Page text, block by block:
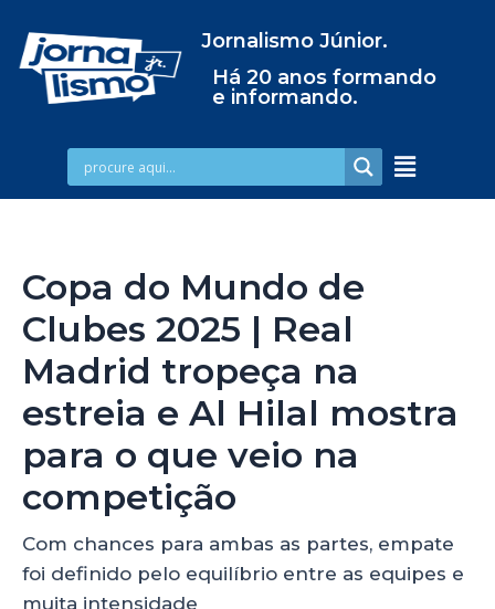
Jornalismo Júnior.
Há 20 anos formando
e informando.
Copa do Mundo de
Clubes 2025 | Real
Madrid tropeça na
estreia e Al Hilal mostra
para o que veio na
competição
Com chances para ambas as partes, empate
foi definido pelo equilíbrio entre as equipes e
muita intensidade